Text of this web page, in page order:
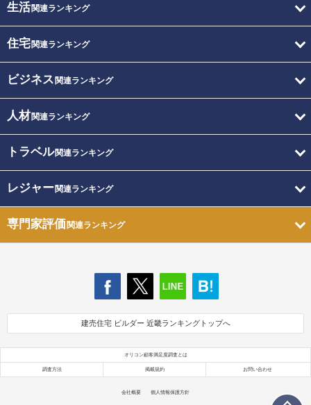
生活関連ランキング
住宅関連ランキング
ビジネス 関連ランキング
人材関連ランキング
トラベル関連ランキング
レジャー関連ランキング
専門家評価関連ランキング
建売住宅 ビルダー 近畿ランキングトップへ
オリコン顧客満足度調査とは
調査方法 掲載規約 お問い合わせ
会社概要 個人情報保護方針